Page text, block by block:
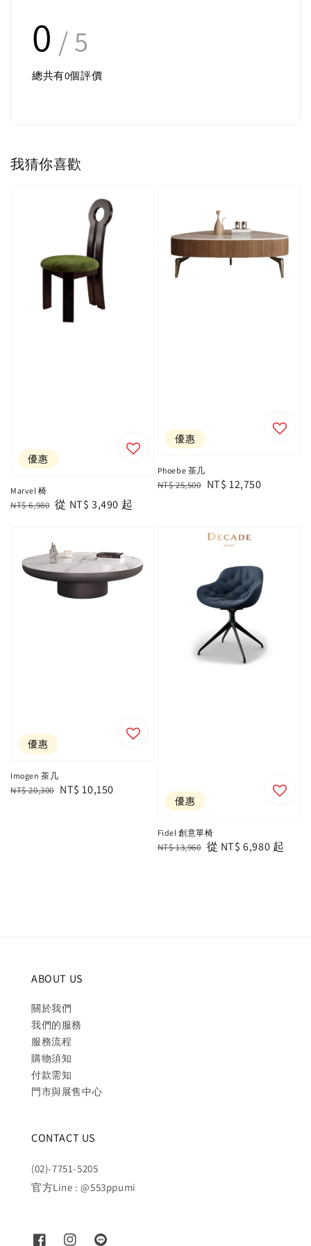
0 / 5
總共有0個評價
我猜你喜歡
優惠
Marvel 椅
Regular
NT$ 6,980 Sale
從 NT$ 3,490 起
優惠
Phoebe 茶几
Regular
NT$ 25,500 Sale
NT$ 12,750
優惠
Imogen 茶几
Regular
NT$ 20,300 Sale
NT$ 10,150
優惠
Fidel 創意單椅
Regular
NT$ 13,960 Sale
從 NT$ 6,980 起
ABOUT US
關於我們
我們的服務
服務流程
購物須知
付款需知
門市與展售中心
CONTACT US
(02)-7751-5205
官方Line : @553ppumi